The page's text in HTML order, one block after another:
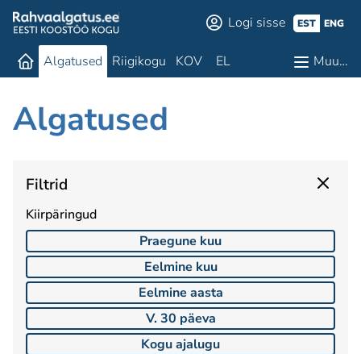
Logi sisse EST ENG
Algatused Riigikogu KOV EL Muu…
Algatused
Filtrid
Kiirpäringud
Praegune kuu
Eelmine kuu
Eelmine aasta
V. 30 päeva
Kogu ajalugu